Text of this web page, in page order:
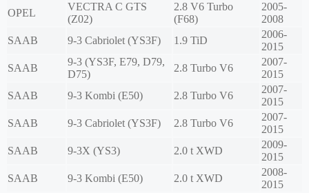
OPEL
VECTRA C GTS
(Z02)
2.8 V6 Turbo
(F68)
2005-
2008
SAAB
9-3 Cabriolet (YS3F) 1.9 TiD
2006-
2015
SAAB
9-3 (YS3F, E79, D79,
D75)
2.8 Turbo V6
2007-
2015
SAAB
9-3 Kombi (E50) 2.8 Turbo V6
2007-
2015
SAAB
9-3 Cabriolet (YS3F) 2.8 Turbo V6
2007-
2015
SAAB
9-3X (YS3) 2.0 t XWD
2009-
2015
SAAB
9-3 Kombi (E50) 2.0 t XWD
2008-
2015